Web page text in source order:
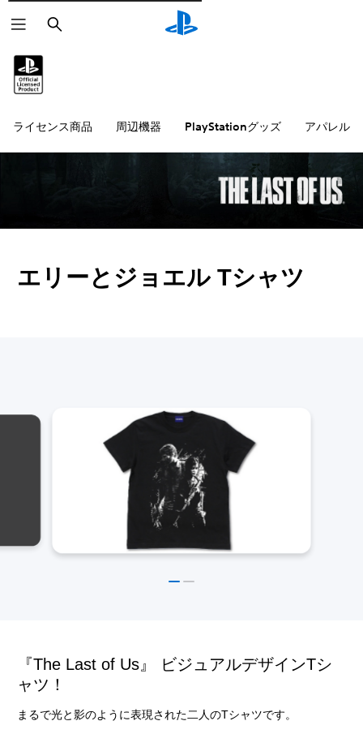
検
索
ライセンス商品 周辺機器 PlayStationグッズ アパレル
エリーとジョエル Tシャツ
『The Last of Us』 ビジュアルデザインTシ
ャツ！
まるで光と影のように表現された二人のTシャツです。